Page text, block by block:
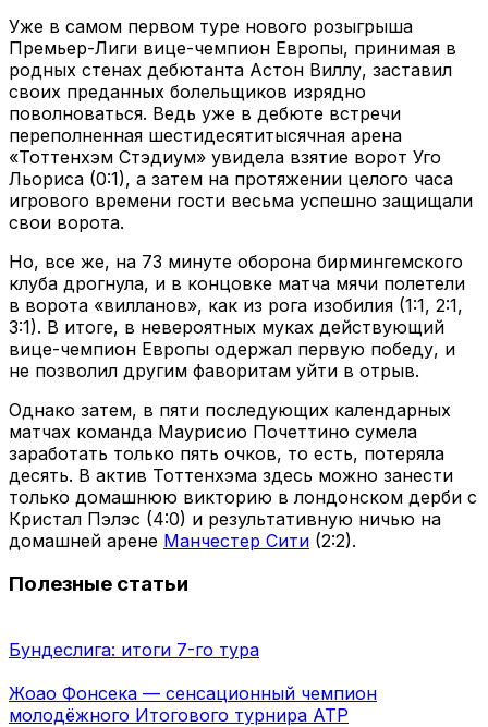
Уже в самом первом туре нового розыгрыша
Премьер-Лиги вице-чемпион Европы, принимая в
родных стенах дебютанта Астон Виллу, заставил
своих преданных болельщиков изрядно
поволноваться. Ведь уже в дебюте встречи
переполненная шестидесятитысячная арена
«Тоттенхэм Стэдиум» увидела взятие ворот Уго
Льориса (0:1), а затем на протяжении целого часа
игрового времени гости весьма успешно защищали
свои ворота.
Но, все же, на 73 минуте оборона бирмингемского
клуба дрогнула, и в концовке матча мячи полетели
в ворота «вилланов», как из рога изобилия (1:1, 2:1,
3:1). В итоге, в невероятных муках действующий
вице-чемпион Европы одержал первую победу, и
не позволил другим фаворитам уйти в отрыв.
Однако затем, в пяти последующих календарных
матчах команда Маурисио Почеттино сумела
заработать только пять очков, то есть, потеряла
десять. В актив Тоттенхэма здесь можно занести
только домашнюю викторию в лондонском дерби с
Кристал Пэлэс (4:0) и результативную ничью на
домашней арене Манчестер Сити (2:2).
Полезные статьи
Бундеслига: итоги 7-го тура
Жоао Фонсека — сенсационный чемпион
молодёжного Итогового турнира ATP